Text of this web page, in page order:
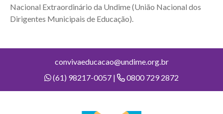
Nacional Extraordinário da Undime (União Nacional dos
Dirigentes Municipais de Educação).
convivaeducacao@undime.org.br
(61) 98217-0057 |
0800 729 2872